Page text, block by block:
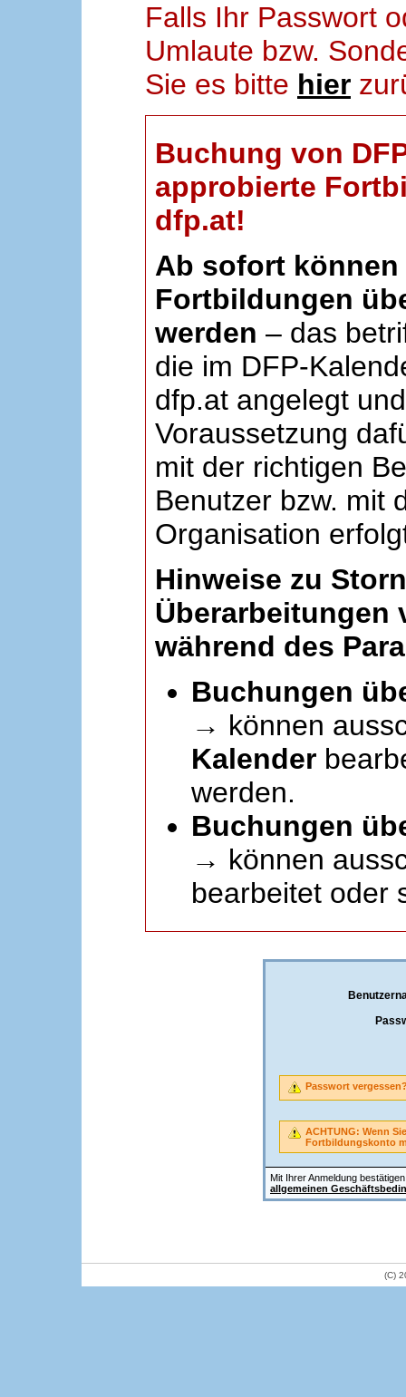
Falls Ihr Passwort
Umlaute bzw.
Sie es bitte hier
Buchung von
approbierte
dfp.at!
Ab sofort können
Fortbildungen
werden – das
die im DFP-
dfp.at angelegt
Voraussetzung
mit der richtigen
Benutzer bzw. mit
Organisation
Hinweise zu
Überarbeitungen
während des
Buchungen
→ können
Kalender
werden.
Buchungen
→ können
bearbeitet oder
Mit Ihrer Anmeldung
allgemeinen
Passwort
ACHTUNG: Wenn
Fortbildungskonto
(C)